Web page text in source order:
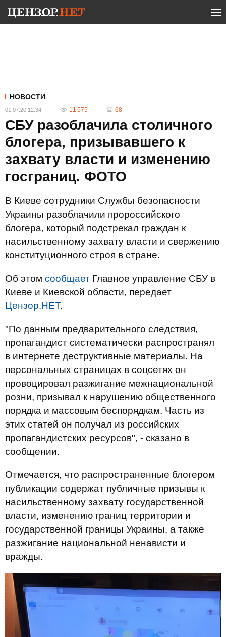
НОВОСТИ
01.07.20 12:34 11 575 68
СБУ разоблачила столичного
блогера, призывавшего к
захвату власти и изменению
госграниц. ФОТО
В Киеве сотрудники Службы безопасности
Украины разоблачили пророссийского
блогера, который подстрекал граждан к
насильственному захвату власти и свержению
конституционного строя в стране.
Об этом сообщает Главное управление СБУ в
Киеве и Киевской области, передает
Цензор.НЕТ.
"По данным предварительного следствия,
пропагандист систематически распространял
в интернете деструктивные материалы. На
персональных страницах в соцсетях он
провоцировал разжигание межнациональной
розни, призывал к нарушению общественного
порядка и массовым беспорядкам. Часть из
этих статей он получал из российских
пропагандистских ресурсов", - сказано в
сообщении.
Отмечается, что распространенные блогером
публикации содержат публичные призывы к
насильственному захвату государственной
власти, изменению границ территории и
государственной границы Украины, а также
разжигание национальной ненависти и
вражды.